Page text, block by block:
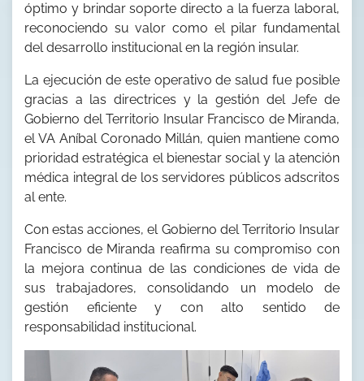
óptimo y brindar soporte directo a la fuerza laboral,
reconociendo su valor como el pilar fundamental
del desarrollo institucional en la región insular.
La ejecución de este operativo de salud fue posible
gracias a las directrices y la gestión del Jefe de
Gobierno del Territorio Insular Francisco de Miranda,
el VA Aníbal Coronado Millán, quien mantiene como
prioridad estratégica el bienestar social y la atención
médica integral de los servidores públicos adscritos
al ente.
Con estas acciones, el Gobierno del Territorio Insular
Francisco de Miranda reafirma su compromiso con
la mejora continua de las condiciones de vida de
sus trabajadores, consolidando un modelo de
gestión eficiente y con alto sentido de
responsabilidad institucional.